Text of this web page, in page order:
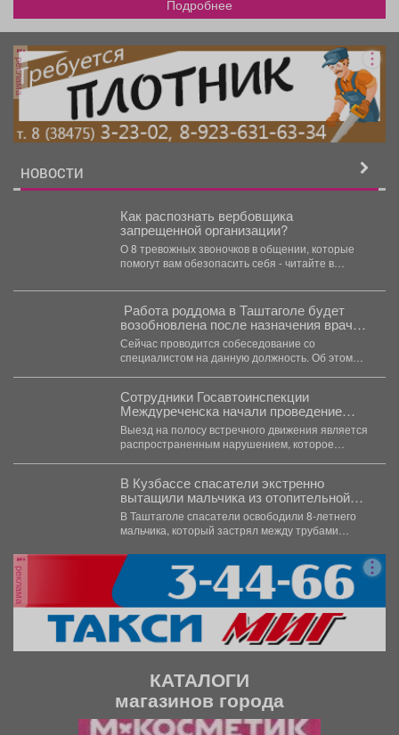
Подробнее
реклама
НОВОСТИ
Как распознать вербовщика
запрещенной организации?
О 8 тревожных звоночков в общении, которые
помогут вам обезопасить себя - читайте в
️ Работа роддома в Таштаголе будет
возобновлена после назначения врача-
неонатолога.
Сейчас проводится собеседование со
специалистом на данную должность. Об этом
Сотрудники Госавтоинспекции
Междуреченска начали проведение
профилактической операции
«Встречная полоса»
Выезд на полосу встречного движения является
распространенным нарушением, которое
В Кузбассе спасатели экстренно
вытащили мальчика из отопительной
системы
В Таштаголе спасатели освободили 8-летнего
мальчика, который застрял между трубами
реклама
КАТАЛОГИ
магазинов города